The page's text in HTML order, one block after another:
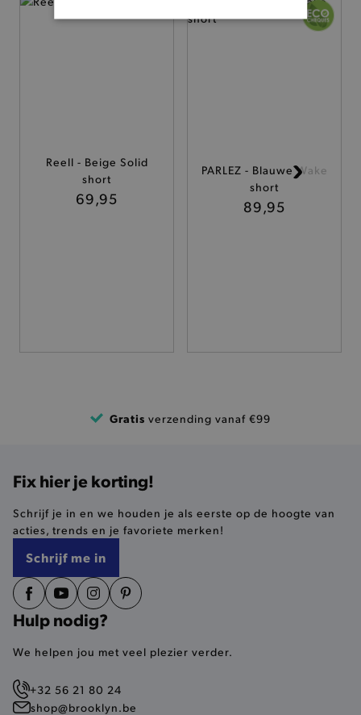
Reell - Beige Solid
short
69,95
PARLEZ - Blauwe Wake
short
89,95
Gratis verzending vanaf €99
Fix hier je korting!
Schrijf je in en we houden je als eerste op de hoogte van
acties, trends en je favoriete merken!
Schrijf me in
Hulp nodig?
We helpen jou met veel plezier verder.
+32 56 21 80 24
shop@brooklyn.be
BASIS COOKIES
Targeting
Naam
Provider/Domein
pickupStoreVal
pickupAddress